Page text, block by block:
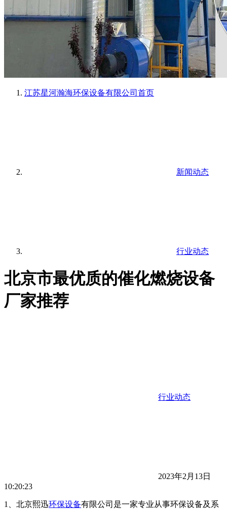
江苏星河瀚海环保设备有限公司 首页
新闻动态
行业动态
北京市最优质的催化燃烧设备
厂家推荐
行业动态
2023年2月13日
10:20:23
1、北京熙迅环保设备有限公司是一家专业从事环保设备及系